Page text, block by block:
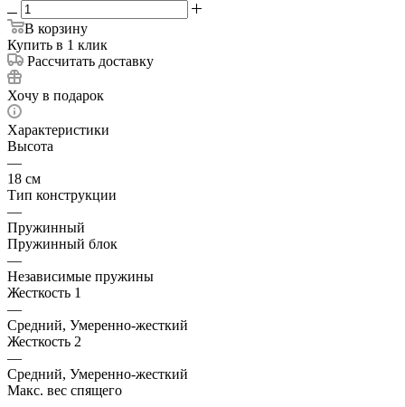
В корзину
Купить в 1 клик
Рассчитать доставку
Хочу в подарок
Характеристики
Высота
—
18 см
Тип конструкции
—
Пружинный
Пружинный блок
—
Независимые пружины
Жесткость 1
—
Средний, Умеренно-жесткий
Жесткость 2
—
Средний, Умеренно-жесткий
Макс. вес спящего